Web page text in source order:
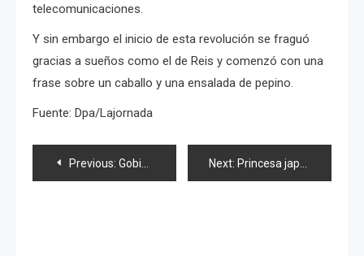
telecomunicaciones.
Y sin embargo el inicio de esta revolución se fraguó
gracias a sueños como el de Reis y comenzó con una
frase sobre un caballo y una ensalada de pepino.
Fuente: Dpa/Lajornada
Navegación
Previous: Gobierno otorga reconocimiento a AKB48 por festival en Vietnam Next: Princesa japonesa Mako cumple 20 años